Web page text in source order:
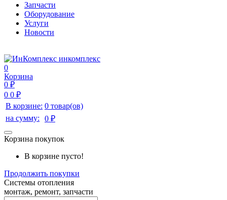
Запчасти
Оборудование
Услуги
Новости
инкомплекс
0
Корзина
0 ₽
0 0 ₽
В корзине: 0 товар(ов)
на сумму:
0 ₽
Корзина покупок
В корзине пусто!
Продолжить покупки
Системы отопления
монтаж, ремонт, запчасти